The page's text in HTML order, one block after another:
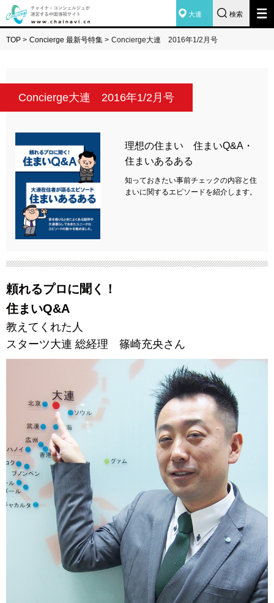
大連 検索
TOP > Concierge 最新号特集 > Concierge大連 2016年1/2月号
Concierge大連 2016年1/2月号
理想の住まい 住まいQ&A・
住まいあるある
知っておきたい事前チェックの内容と住
まいに関するエピソードを紹介します。
頼れるプロに聞く！
住まいQ&A
教えてくれた人
スターツ大連 総経理 篠崎充央さん